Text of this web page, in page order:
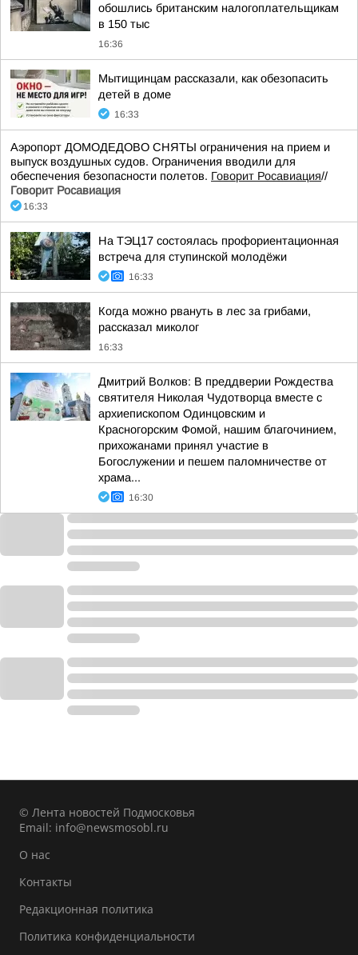
обошлись британским налогоплательщикам
в 150 тыс
16:36
Мытищинцам рассказали, как обезопасить
детей в доме
16:33
Аэропорт ДОМОДЕДОВО СНЯТЫ ограничения на прием и
выпуск воздушных судов. Ограничения вводили для
обеспечения безопасности полетов. Говорит Росавиация//
Говорит Росавиация
16:33
На ТЭЦ17 состоялась профориентационная
встреча для ступинской молодёжи
16:33
Когда можно рвануть в лес за грибами,
рассказал миколог
16:33
Дмитрий Волков: В преддверии Рождества
святителя Николая Чудотворца вместе с
архиепископом Одинцовским и
Красногорским Фомой, нашим благочинием,
прихожанами принял участие в
Богослужении и пешем паломничестве от
храма...
16:30
© Лента новостей Подмосковья
Email: info@newsmosobl.ru
О нас
Контакты
Редакционная политика
Политика конфиденциальности